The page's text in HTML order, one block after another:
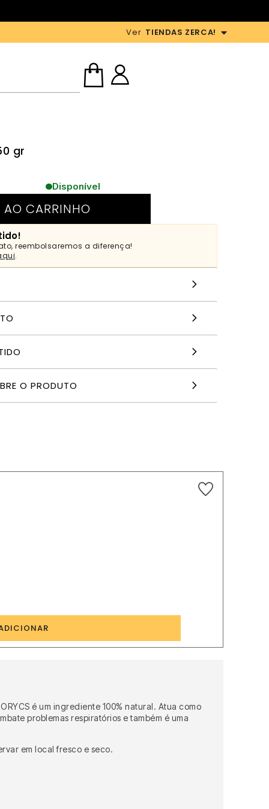
Ver TIENDAS ZERCA!
gr
Disponível
CARRINHO
reembolsaremos a diferença!
.
O PRODUTO
é um ingrediente 100% natural. Atua como
problemas respiratórios e também é uma
em local fresco e seco.